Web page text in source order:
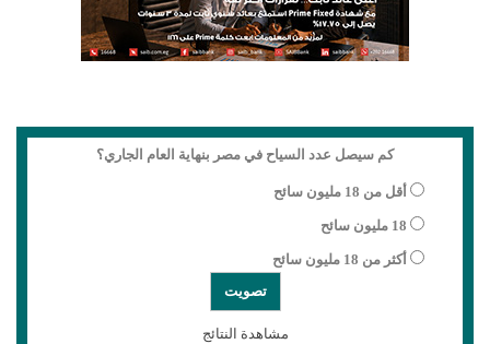
كم سيصل عدد السياح في مصر بنهاية العام الجاري؟
أقل من 18 مليون سائح
18 مليون سائح
أكثر من 18 مليون سائح
مشاهدة النتائج